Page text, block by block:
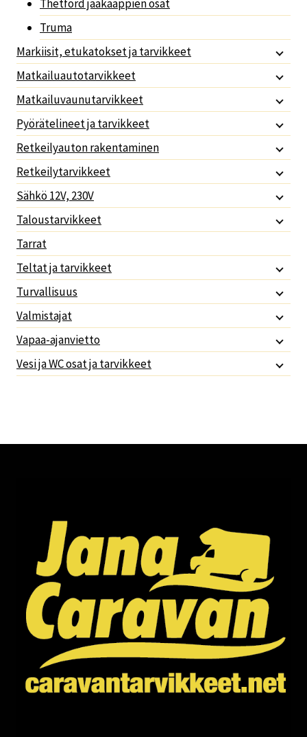
Thetford jääkaappien osat
Truma
Markiisit, etukatokset ja tarvikkeet
Matkailuautotarvikkeet
Matkailuvaunutarvikkeet
Pyörätelineet ja tarvikkeet
Retkeilyauton rakentaminen
Retkeilytarvikkeet
Sähkö 12V, 230V
Taloustarvikkeet
Tarrat
Teltat ja tarvikkeet
Turvallisuus
Valmistajat
Vapaa-ajanvietto
Vesi ja WC osat ja tarvikkeet